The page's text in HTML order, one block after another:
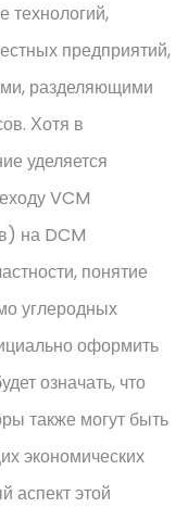
технологий,
предприятий,
разделяющими
Хотя в
уделяется
VCM
на DCM
понятие
углеродных
оформить
означать, что
также могут быть
экономических
аспект этой